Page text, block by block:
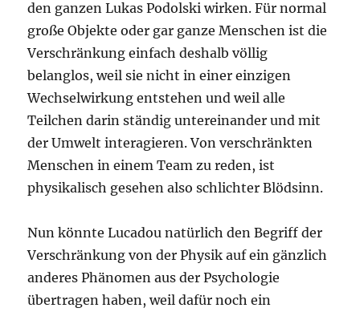
den ganzen Lukas Podolski wirken. Für normal
große Objekte oder gar ganze Menschen ist die
Verschränkung einfach deshalb völlig
belanglos, weil sie nicht in einer einzigen
Wechselwirkung entstehen und weil alle
Teilchen darin ständig untereinander und mit
der Umwelt interagieren. Von verschränkten
Menschen in einem Team zu reden, ist
physikalisch gesehen also schlichter Blödsinn.
Nun könnte Lucadou natürlich den Begriff der
Verschränkung von der Physik auf ein gänzlich
anderes Phänomen aus der Psychologie
übertragen haben, weil dafür noch ein